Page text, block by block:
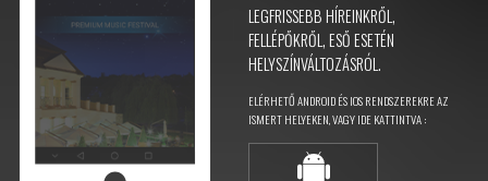
LEGFRISSEBB HÍREINKRŐL,
FELLÉPŐKRŐL, ESŐ ESETÉN
HELYSZÍNVÁLTOZÁSRÓL.
ELÉRHETŐ ANDROID ÉS IOS RENDSZEREKRE AZ
ISMERT HELYEKEN, VAGY IDE KATTINTVA :